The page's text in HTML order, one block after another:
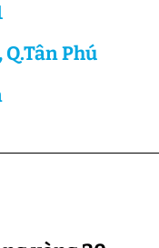
Phú